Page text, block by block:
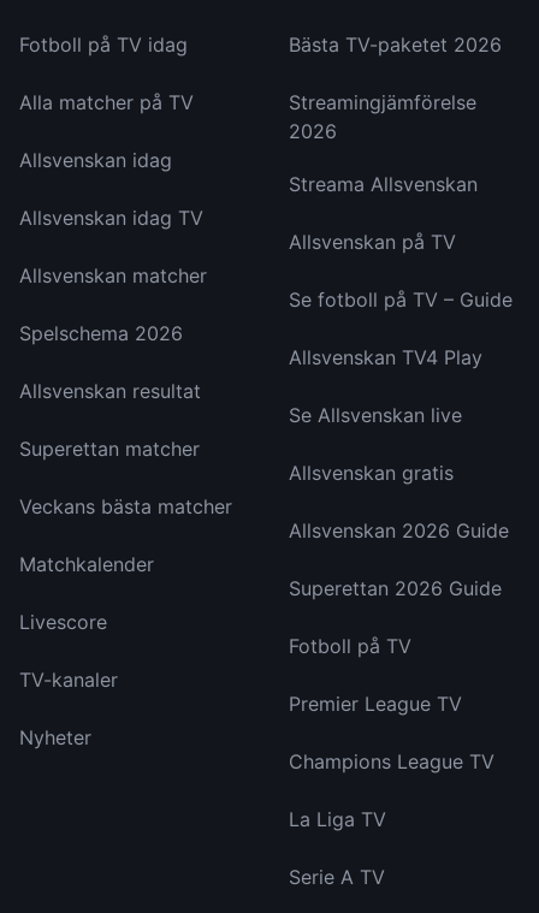
Fotboll på TV idag
Alla matcher på TV
Allsvenskan idag
Allsvenskan idag TV
Allsvenskan matcher
Spelschema 2026
Allsvenskan resultat
Superettan matcher
Veckans bästa matcher
Matchkalender
Livescore
TV-kanaler
Nyheter
Bästa TV-paketet 2026
Streamingjämförelse
2026
Streama Allsvenskan
Allsvenskan på TV
Se fotboll på TV – Guide
Allsvenskan TV4 Play
Se Allsvenskan live
Allsvenskan gratis
Allsvenskan 2026 Guide
Superettan 2026 Guide
Fotboll på TV
Premier League TV
Champions League TV
La Liga TV
Serie A TV